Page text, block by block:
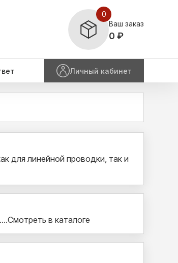
0
Ваш заказ
0 ₽
Личный кабинет
для линейной проводки, так и
....Смотреть в каталоге